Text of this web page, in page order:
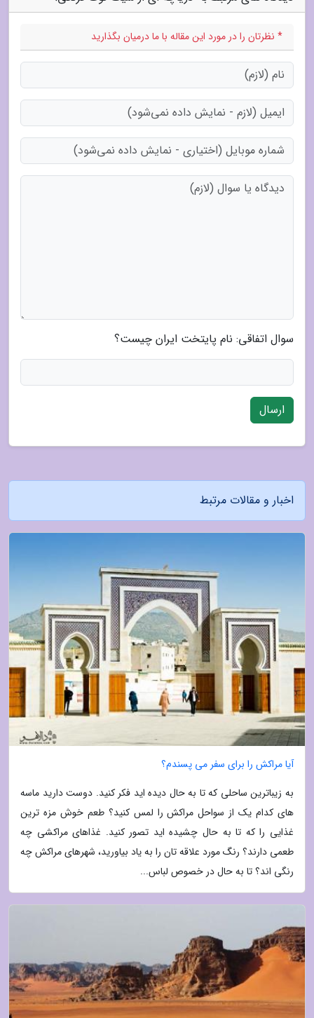
* نظرتان را در مورد این مقاله با ما درمیان بگذارید
سوال اتفاقی: نام پایتخت ایران چیست؟
ارسال
اخبار و مقالات مرتبط
آیا مراکش را برای سفر می پسندم؟
به زیباترین ساحلی که تا به حال دیده اید فکر کنید. دوست دارید ماسه
های کدام یک از سواحل مراکش را لمس کنید؟ طعم خوش مزه ترین
غذایی را که تا به حال چشیده اید تصور کنید. غذاهای مراکشی چه
طعمی دارند؟ رنگ مورد علاقه تان را به یاد بیاورید، شهرهای مراکش چه
رنگی اند؟ تا به حال در خصوص لباس...